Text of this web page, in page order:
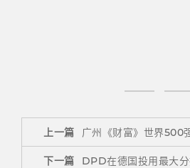
上一篇 广州《财富》世界500
下一篇 DPD在德国投用最大